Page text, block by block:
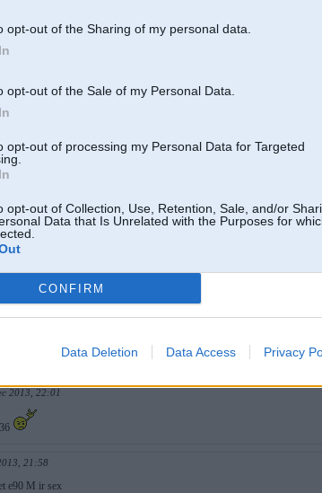
opt-out of the Sharing of my personal data.
opt-out of the Sale of my Personal Data.
opt-out of processing my Personal Data for Targeted
opt-out of Collection, Use, Retention, Sale, and/or
Data that Is Unrelated with the Purposes for
CONFIRM
Data Deletion Data Access Privacy
h
m8 bus vilciens ))
ir 4 durvis ja ?? m5 bus hachbeks m2 auto bez bagazhnieka un m1 bus a
22:09
2013, 22:01
21:58
e90 M ir sex